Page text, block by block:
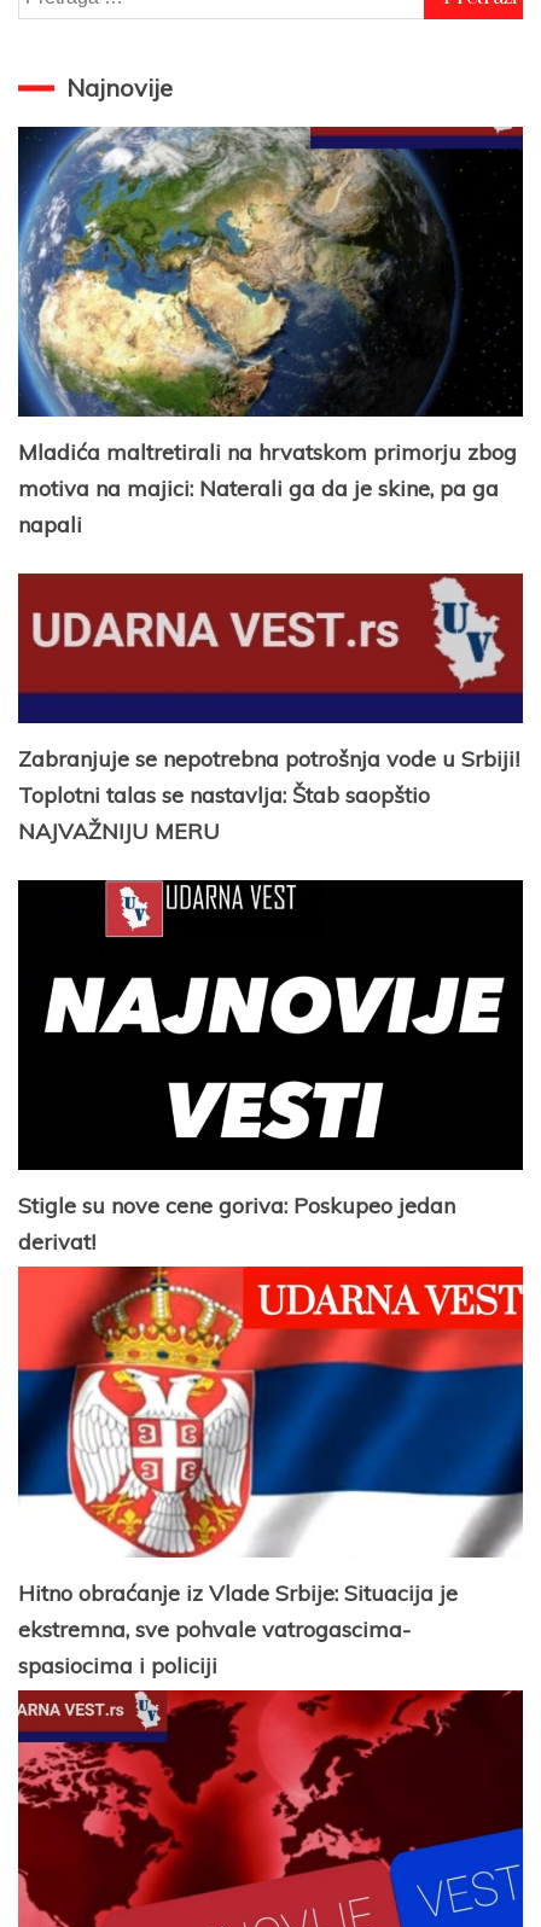
za:
Najnovije
Mladića maltretirali na hrvatskom primorju zbog
motiva na majici: Naterali ga da je skine, pa ga
napali
Zabranjuje se nepotrebna potrošnja vode u Srbiji!
Toplotni talas se nastavlja: Štab saopštio
NAJVAŽNIJU MERU
Stigle su nove cene goriva: Poskupeo jedan
derivat!
Hitno obraćanje iz Vlade Srbije: Situacija je
ekstremna, sve pohvale vatrogascima-
spasiocima i policiji